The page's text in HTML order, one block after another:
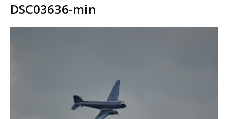
DSC03636-min